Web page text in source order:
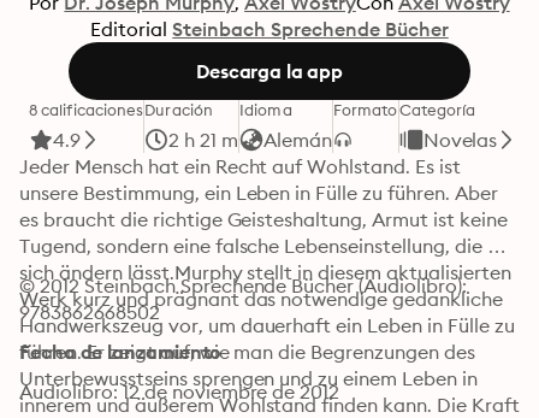
Editorial Steinbach Sprechende Bücher
Descarga la app
8 calificaciones
4.9
Duración
2 h 21 m
Idioma
Alemán
FormatoCategoría
Novelas
Jeder Mensch hat ein Recht auf Wohlstand. Es ist
unsere Bestimmung, ein Leben in Fülle zu führen. Aber
es braucht die richtige Geisteshaltung, Armut ist keine
Tugend, sondern eine falsche Lebenseinstellung, die
sich ändern lässt.Murphy stellt in diesem aktualisierten
Werk kurz und prägnant das notwendige gedankliche
Handwerkszeug vor, um dauerhaft ein Leben in Fülle zu
führen. Er zeigt auf, wie man die Begrenzungen des
Unterbewusstseins sprengen und zu einem Leben in
innerem und äußerem Wohlstand finden kann. Die Kraft
© 2012 Steinbach Sprechende Bücher (Audiolibro):
9783862668502
Fecha de lanzamiento
Audiolibro: 12 de noviembre de 2012